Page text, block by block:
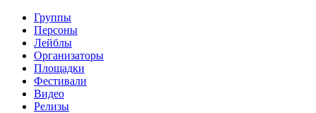
Группы
Персоны
Лейблы
Организаторы
Площадки
Фестивали
Видео
Релизы